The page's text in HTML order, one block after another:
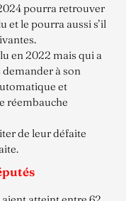
pourra retrouver
et le pourra aussi s’il
en 2022 mais qui a
demander à son
et
réembauche
de leur défaite